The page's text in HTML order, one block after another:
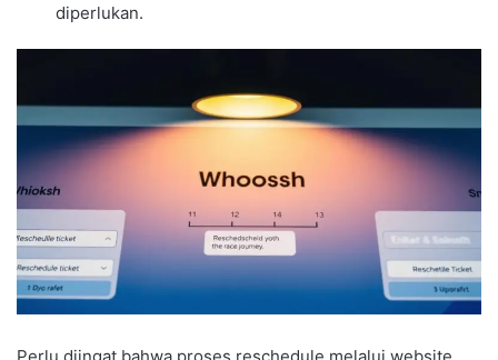
diperlukan.
Perlu diingat bahwa proses reschedule melalui website